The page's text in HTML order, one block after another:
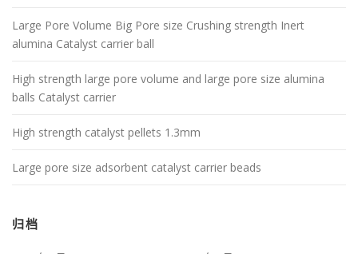
Large Pore Volume Big Pore size Crushing strength Inert
alumina Catalyst carrier ball
High strength large pore volume and large pore size alumina
balls Catalyst carrier
High strength catalyst pellets 1.3mm
Large pore size adsorbent catalyst carrier beads
归档